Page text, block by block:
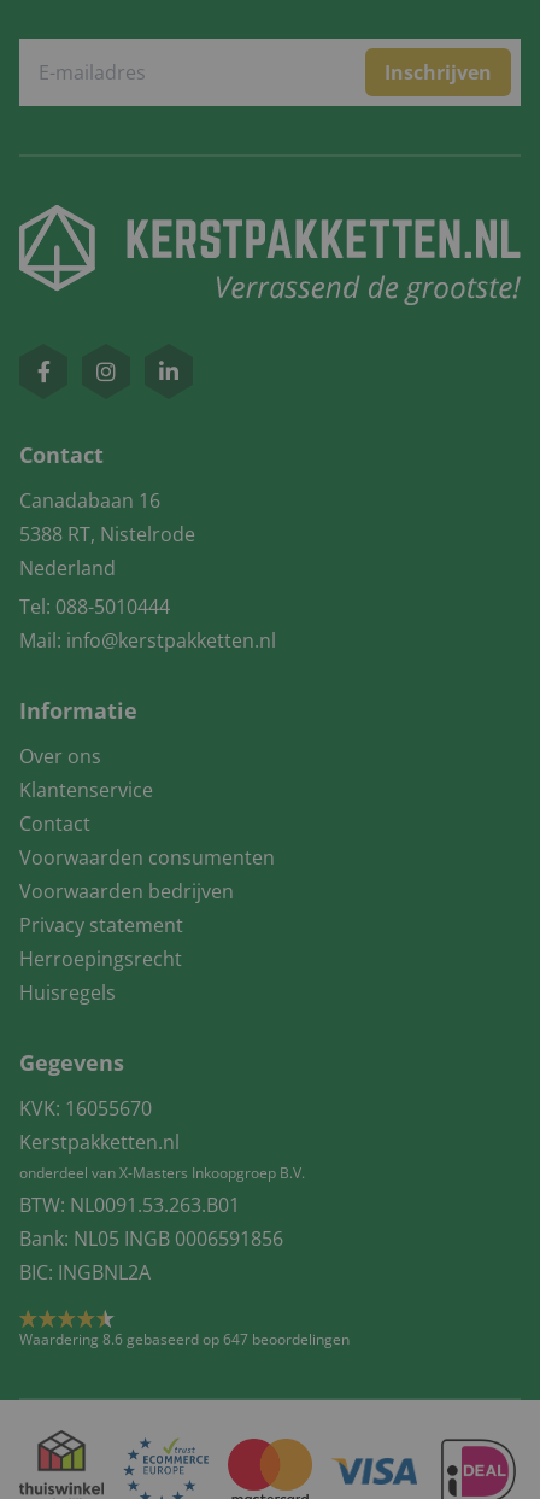
Inschrijven
Contact
Canadabaan 16
5388 RT, Nistelrode
Nederland
Tel: 088-5010444
Mail: info@kerstpakketten.nl
Informatie
Over ons
Klantenservice
Contact
Voorwaarden consumenten
Voorwaarden bedrijven
Privacy statement
Herroepingsrecht
Huisregels
Gegevens
KVK: 16055670
Kerstpakketten.nl
onderdeel van X-Masters Inkoopgroep B.V.
BTW: NL0091.53.263.B01
Bank: NL05 INGB 0006591856
BIC: INGBNL2A
Waardering 8.6 gebaseerd op 647 beoordelingen